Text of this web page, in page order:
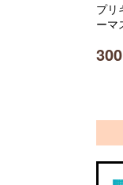
プリ
ーマ
300